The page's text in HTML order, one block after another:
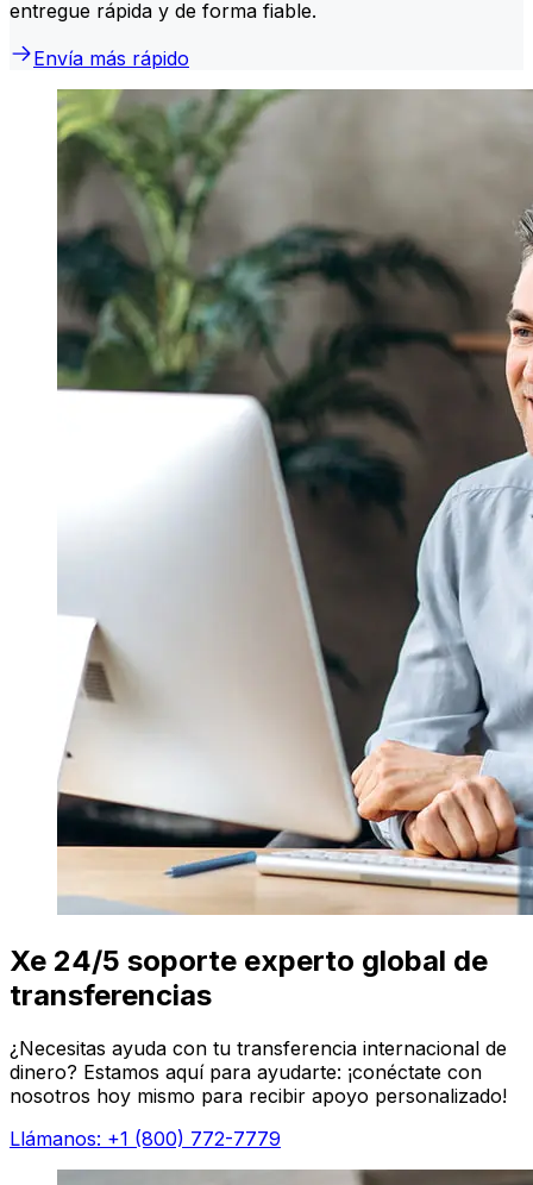
entregue rápida y de forma fiable.
Envía más rápido
Xe 24/5 soporte experto global de
transferencias
¿Necesitas ayuda con tu transferencia internacional de
dinero? Estamos aquí para ayudarte: ¡conéctate con
nosotros hoy mismo para recibir apoyo personalizado!
Llámanos: +1 (800) 772-7779